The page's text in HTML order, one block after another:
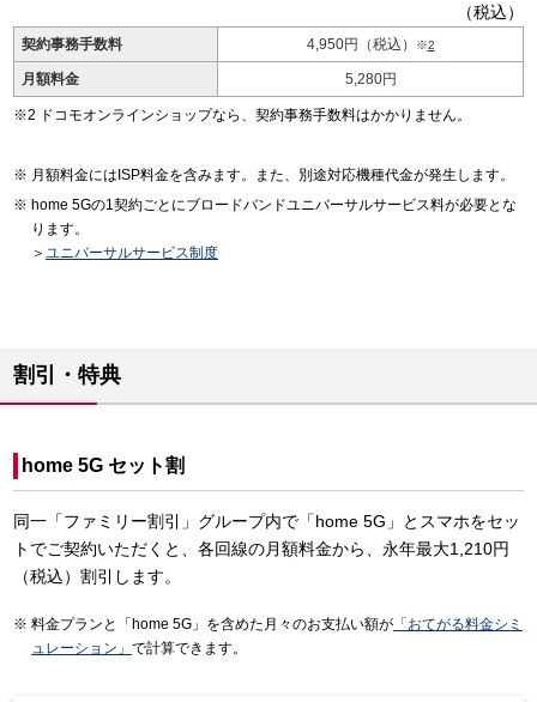
（税込）
契約事務手数料 4,950円（税込） ※2
月額料金 5,280円
ドコモオンラインショップなら、契約事務手数料はかかりません。
月額料金にはISP料金を含みます。また、別途対応機種代金が発生します。
home 5Gの1契約ごとにブロードバンドユニバーサルサービス料が必要とな
ります。
＞ ユニバーサルサービス制度
割引・特典
home 5G セット割
同一「ファミリー割引」グループ内で「home 5G」とスマホをセッ
トでご契約いただくと、各回線の月額料金から、永年最大1,210円
（税込）割引します。
料金プランと「home 5G」を含めた月々のお支払い額が 「おてがる料金シミ
ュレーション」 で計算できます。